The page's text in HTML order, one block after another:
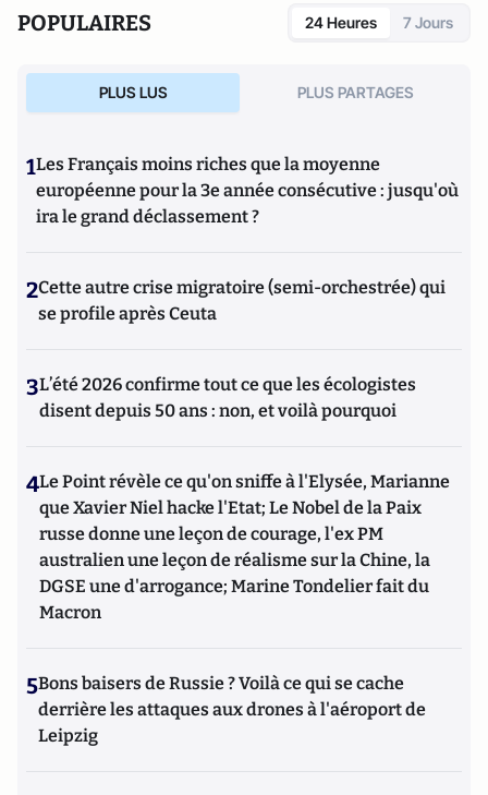
POPULAIRES 24 Heures 7 Jours
PLUS LUS PLUS PARTAGES
1Les Français moins riches que la moyenne
européenne pour la 3e année consécutive : jusqu'où
ira le grand déclassement ?
2Cette autre crise migratoire (semi-orchestrée) qui
se profile après Ceuta
3L’été 2026 confirme tout ce que les écologistes
disent depuis 50 ans : non, et voilà pourquoi
4Le Point révèle ce qu'on sniffe à l'Elysée, Marianne
que Xavier Niel hacke l'Etat; Le Nobel de la Paix
russe donne une leçon de courage, l'ex PM
australien une leçon de réalisme sur la Chine, la
DGSE une d'arrogance; Marine Tondelier fait du
Macron
5Bons baisers de Russie ? Voilà ce qui se cache
derrière les attaques aux drones à l'aéroport de
Leipzig